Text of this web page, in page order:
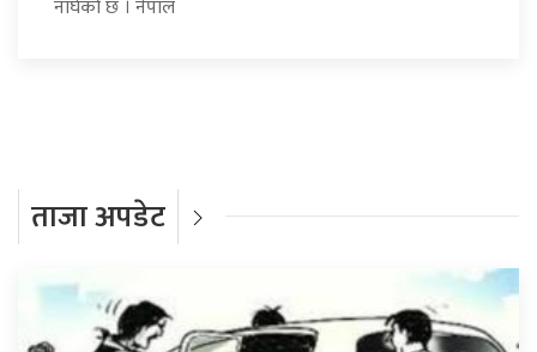
नाघेको छ । नेपाल
ताजा अपडेट